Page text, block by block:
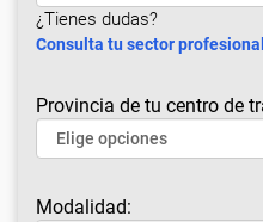
¿Tienes dudas?
Consulta tu sector profesional
Provincia de tu centro de
Modalidad: